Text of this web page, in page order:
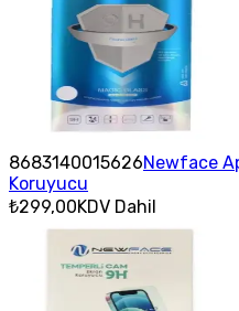
8683140015626Newface
Koruyucu
₺299,00KDV Dahil